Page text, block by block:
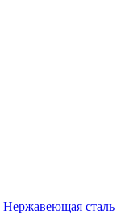
Нержавеющая сталь